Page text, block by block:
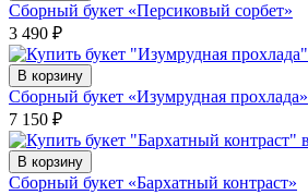
Сборный букет «Персиковый сорбет»
3 490 ₽
В корзину
Сборный букет «Изумрудная прохлада»
7 150 ₽
В корзину
Сборный букет «Бархатный контраст»